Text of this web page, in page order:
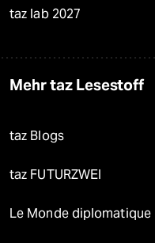
taz lab 2027
Mehr taz Lesestoff
taz Blogs
taz FUTURZWEI
Le Monde diplomatique